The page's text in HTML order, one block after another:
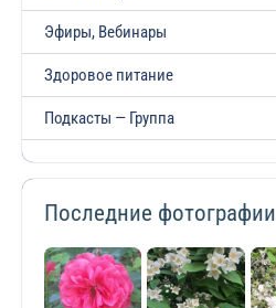
Эфиры, Вебинары
Здоровое питание
Подкасты — Группа
Последние фотографии